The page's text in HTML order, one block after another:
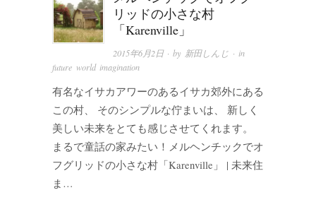
リッドの小さな村
「Karenville」
2015年6月2日· by 新田しんじ · in
future world imagination
有名なイサカアワーのあるイサカ郊外にある
この村、 そのシンプルな佇まいは、 新しく
美しい未来をとても感じさせてくれます。
まるで童話の家みたい！メルヘンチックでオ
フグリッドの小さな村「Karenville」 | 未来住
ま…